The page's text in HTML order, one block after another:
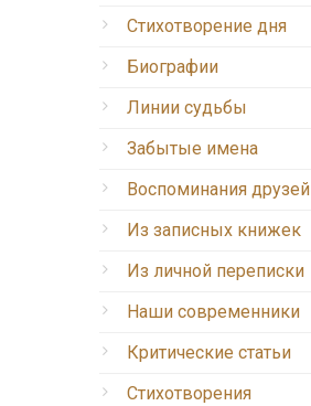
Стихотворение дня
Биографии
Линии судьбы
Забытые имена
Воспоминания друзей
Из записных книжек
Из личной переписки
Наши современники
Критические статьи
Стихотворения